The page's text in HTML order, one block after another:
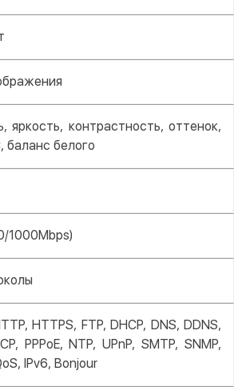
яркость, контрастность, оттенок,
баланс белого
1000Mbps)
HTTPS, FTP, DHCP, DNS, DDNS,
PPPoE, NTP, UPnP, SMTP, SNMP,
IPv6, Bonjour